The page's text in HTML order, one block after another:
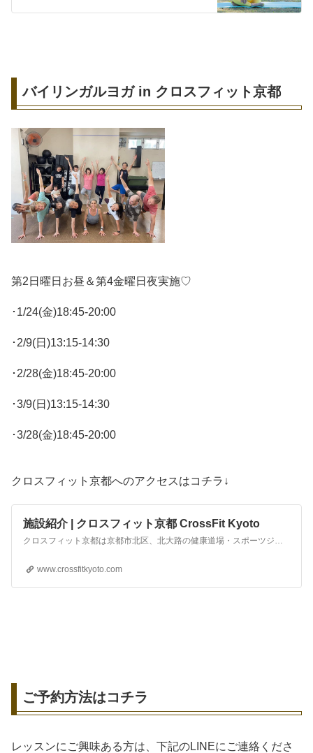
バイリンガルヨガ in クロスフィット京都
第2日曜日お昼＆第4金曜日夜実施♡
･1/24(金)18:45-20:00
･2/9(日)13:15-14:30
･2/28(金)18:45-20:00
･3/9(日)13:15-14:30
･3/28(金)18:45-20:00
クロスフィット京都へのアクセスはコチラ↓
施設紹介 | クロスフィット京都 CrossFit Kyoto
クロスフィット京都は京都市北区、北大路の健康道場・スポーツジムです。トレーニング室、シャワーや自転車置き場、Wifiあります。元銭湯だった「若葉湯」を改装した店内は銭湯の名残が沢山あります。クロスフィット京都では、若者からシニアまで、少人数で指導するサーキットトレーニング・パーソナルトレーニングのスポーツジムです。
www.crossfitkyoto.com
ご予約方法はコチラ
レッスンにご興味ある方は、下記のLINEにご連絡くださ